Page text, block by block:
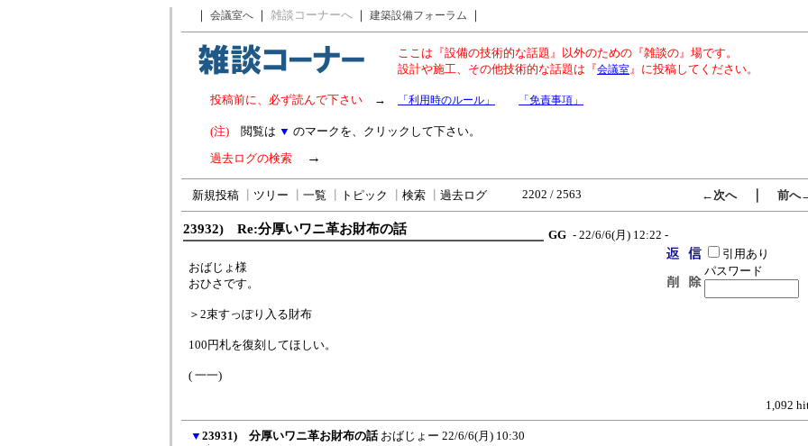
｜ 会議室へ ｜ 雑談コーナーへ ｜ 建築設備フォーラム ｜
ここは『設備の技術的な話題』以外のための『雑談の』場です。
設計や施工、その他技術的な話題は『会議室』に投稿してください。
投稿前に、必ず読んで下さい → 「利用時のルール」 「免責事項」
(注) 閲覧は ▼ のマークを、クリックして下さい。
過去ログの検索 →
新規投稿 ツリー 一覧 トピック 検索 過去ログ 2202 / 2563 ←次へ｜ 前へ
23932) Re:分厚いワニ革お財布の話 GG - 22/6/6(月) 12:22 -
おばじょ様
おひさです。
＞2束すっぽり入る財布
100円札を復刻してほしい。
( 一一)
引用あり
パスワード
1,092
▼ 23931) 分厚いワニ革お財布の話 おばじょー 22/6/6(月) 10:30